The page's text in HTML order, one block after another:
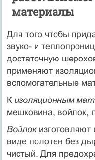
материалы
Для того чтобы
звуко- и
достаточную
применяют
вспомогательные
К изоляционным
мешковина, войлок,
Войлокизготовляют
виде полотен без
чистый. Для